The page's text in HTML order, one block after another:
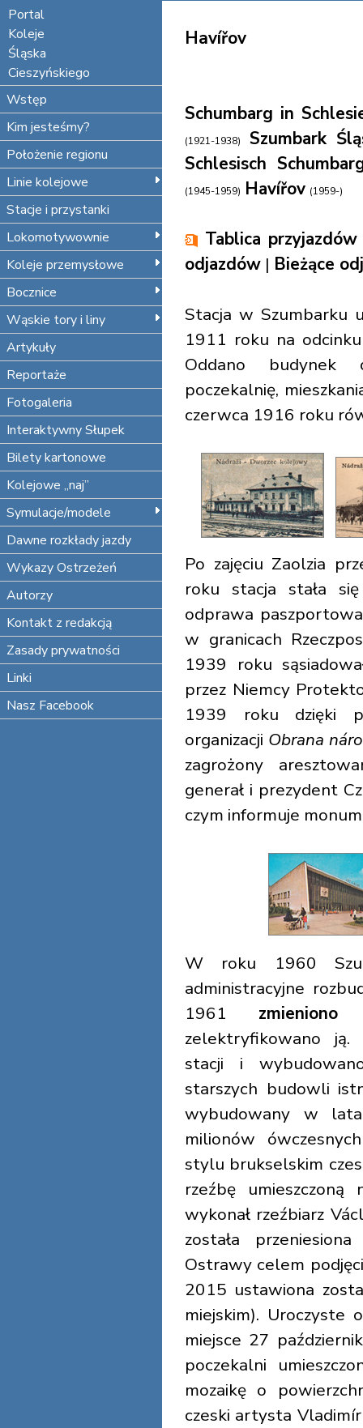
Portal
Koleje
Śląska
Cieszyńskiego
Wstęp
Kim jesteśmy?
Położenie regionu
Linie kolejowe
Stacje i przystanki
Lokomotywownie
Koleje przemysłowe
Bocznice
Wąskie tory i liny
Artykuły
Reportaże
Fotogaleria
Interaktywny Słupek
Bilety kartonowe
Kolejowe „naj”
Symulacje/modele
Dawne rozkłady jazdy
Wykazy Ostrzeżeń
Autorzy
Kontakt z redakcją
Zasady prywatności
Linki
Nasz Facebook
Havířov
Schumbarg in
(1921-1938)
Szumbark
Schlesisch
(1945-1959) Havířov (1959-)
Tablica przyjazdów
odjazdów | Bieżące
Stacja w Szumbarku
1911 roku na
Oddano budynek
poczekalnię,
czerwca 1916 roku
Po zajęciu Zaolzia
roku stacja stała
odprawa
w granicach
1939 roku
przez Niemcy
1939 roku dzięki
organizacji Obrana
zagrożony
generał i prezydent
czym informuje
W roku 1960
administracyjne
1961
zelektryfikowano ją.
stacji i
starszych budowli
wybudowany w
milionów
stylu brukselskim
rzeźbę
wykonał rzeźbiarz
została
Ostrawy celem
2015 ustawiona
miejskim). Uroczyste
miejsce 27
poczekalni
mozaikę o
czeski artysta